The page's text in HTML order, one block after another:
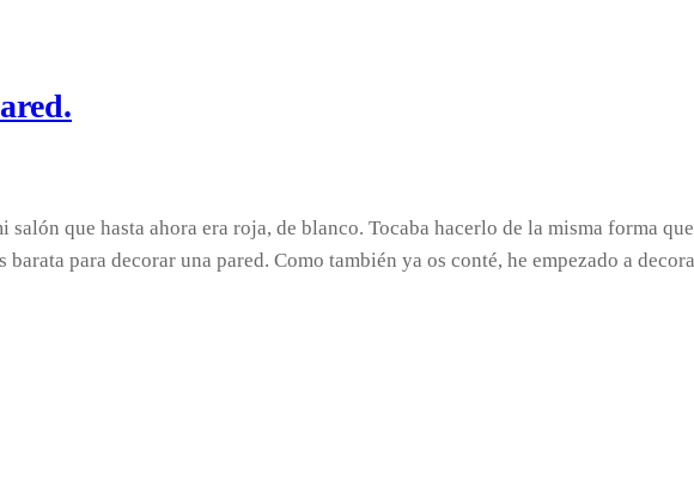
salón que hasta ahora era roja, de blanco. Tocaba hacerlo de la misma forma
para decorar una pared. Como también ya os conté, he empezado a